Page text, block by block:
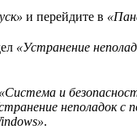
и перейдите в
«Устранение
«Система и
неполадок
.